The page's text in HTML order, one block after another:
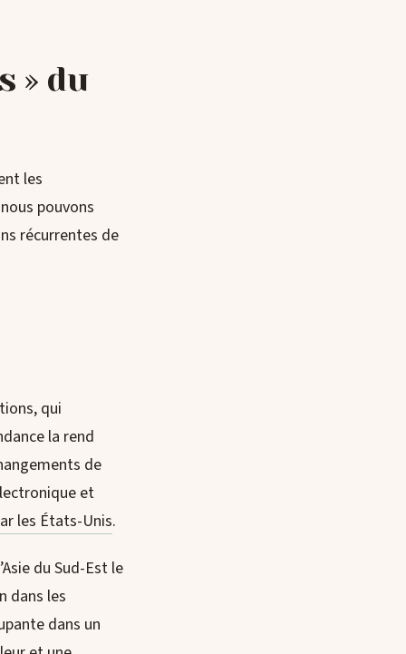
» du
les
pouvons
récurrentes de
qui
la rend
de
et
les États-Unis.
du Sud-Est le
dans les
dans un